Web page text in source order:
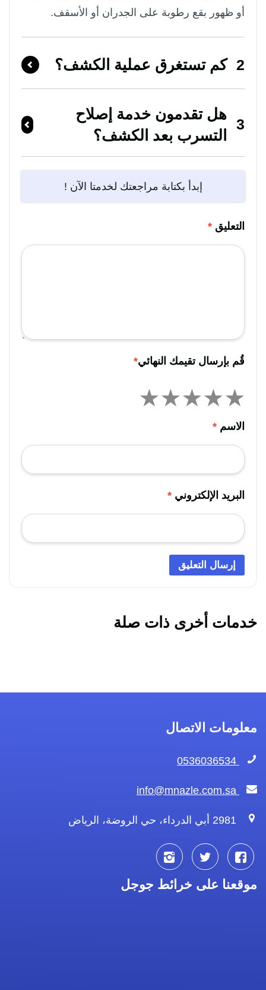
أو ظهور بقع رطوبة على الجدران أو الأسقف.
2 كم تستغرق عملية الكشف؟
3
هل تقدمون خدمة إصلاح
التسرب بعد الكشف؟
إبدأ بكتابة مراجعتك لخدمتا الآن !
التعليق *
قُم بإرسال تقيمك النهائي*
الاسم *
البريد الإلكتروني *
خدمات أخرى ذات صلة
معلومات الاتصال
تابعنا
على
تابعنا
على
تابعنا
على
موقعنا على خرائط جوجل